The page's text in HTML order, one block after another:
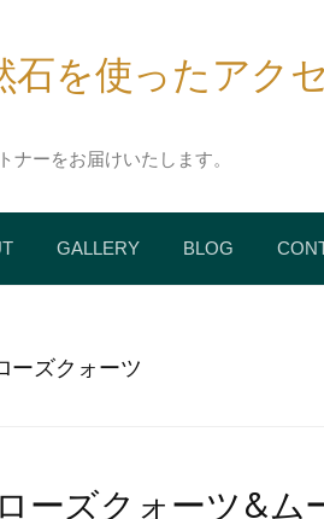
石を使ったアクセ
ナーをお届けいたします。
GALLERY BLOG
ーズクォーツ
ーズクォーツ&ム